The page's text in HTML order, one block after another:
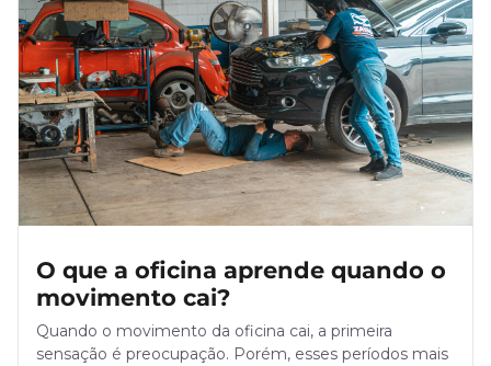
O que a oficina aprende quando o
movimento cai?
Quando o movimento da oficina cai, a primeira
sensação é preocupação. Porém, esses períodos mais